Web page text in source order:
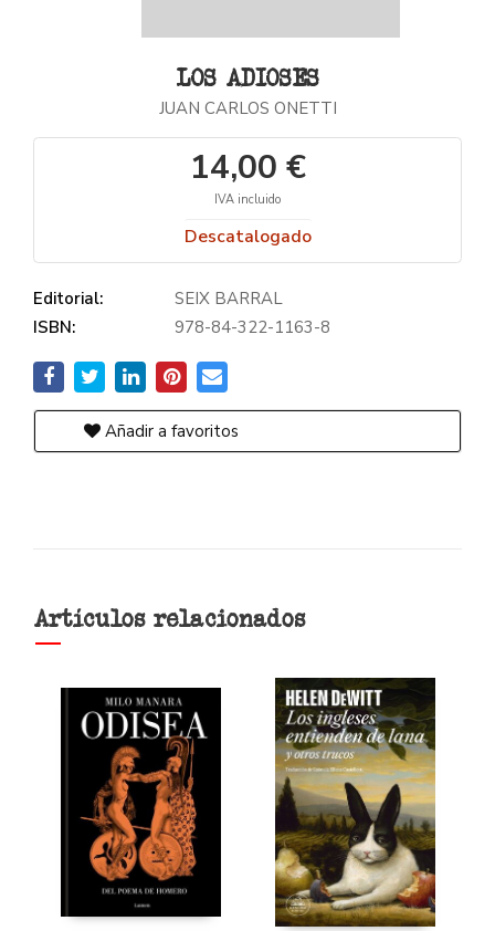
LOS ADIOSES
JUAN CARLOS ONETTI
14,00 €
IVA incluido
Descatalogado
Editorial:
SEIX BARRAL
ISBN:
978-84-322-1163-8
Añadir a favoritos
Artículos relacionados